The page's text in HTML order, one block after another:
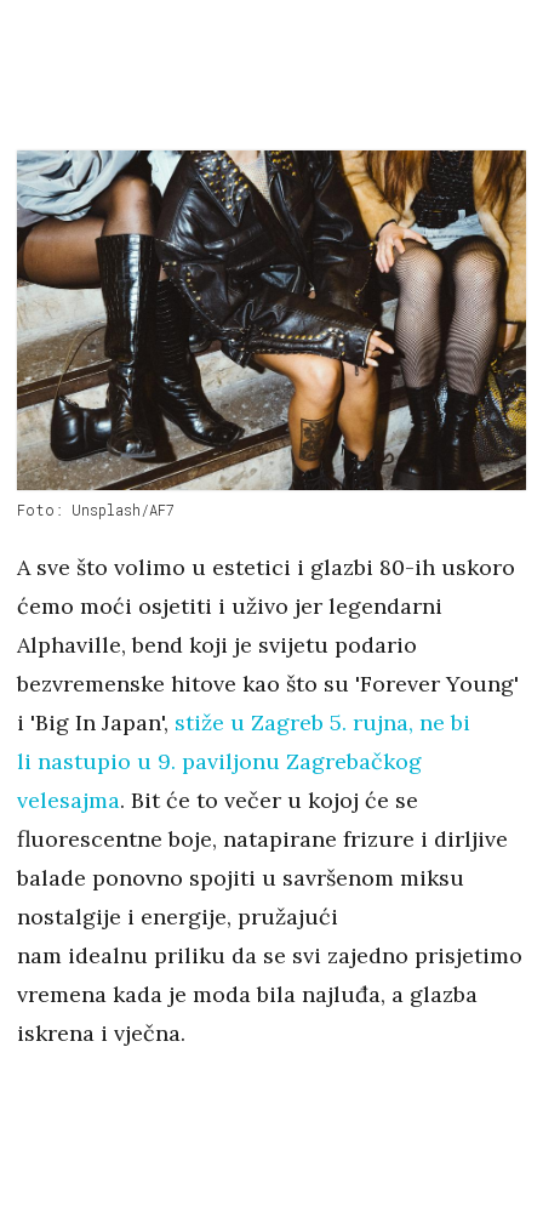
Foto: Unsplash/AF7
A sve što volimo u estetici i glazbi 80-ih uskoro
ćemo moći osjetiti i uživo jer legendarni
Alphaville, bend koji je svijetu podario
bezvremenske hitove kao što su 'Forever Young'
i 'Big In Japan', stiže u Zagreb 5. rujna, ne bi
li nastupio u 9. paviljonu Zagrebačkog
velesajma. Bit će to večer u kojoj će se
fluorescentne boje, natapirane frizure i dirljive
balade ponovno spojiti u savršenom miksu
nostalgije i energije, pružajući
nam idealnu priliku da se svi zajedno prisjetimo
vremena kada je moda bila najluđa, a glazba
iskrena i vječna.